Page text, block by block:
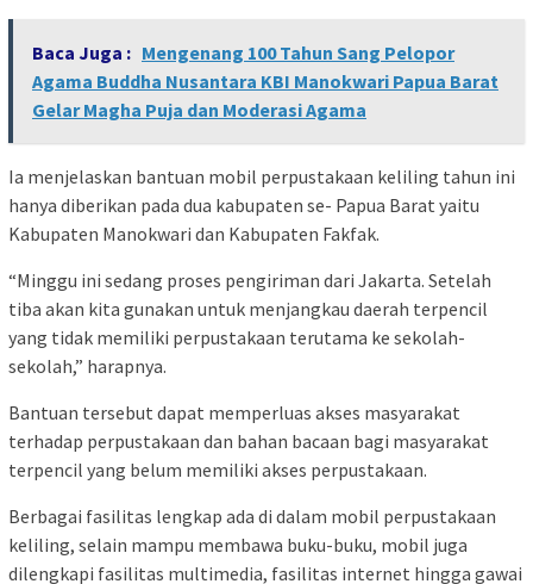
Baca Juga : Mengenang 100 Tahun Sang Pelopor
Agama Buddha Nusantara KBI Manokwari Papua Barat
Gelar Magha Puja dan Moderasi Agama
Ia menjelaskan bantuan mobil perpustakaan keliling tahun ini
hanya diberikan pada dua kabupaten se- Papua Barat yaitu
Kabupaten Manokwari dan Kabupaten Fakfak.
“Minggu ini sedang proses pengiriman dari Jakarta. Setelah
tiba akan kita gunakan untuk menjangkau daerah terpencil
yang tidak memiliki perpustakaan terutama ke sekolah-
sekolah,” harapnya.
Bantuan tersebut dapat memperluas akses masyarakat
terhadap perpustakaan dan bahan bacaan bagi masyarakat
terpencil yang belum memiliki akses perpustakaan.
Berbagai fasilitas lengkap ada di dalam mobil perpustakaan
keliling, selain mampu membawa buku-buku, mobil juga
dilengkapi fasilitas multimedia, fasilitas internet hingga gawai